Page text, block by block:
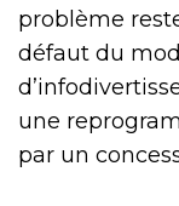
problème
défaut du
une
par un